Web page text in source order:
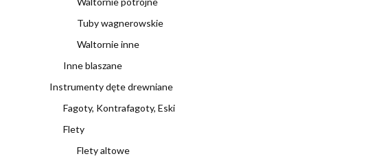
Tuby wagnerowskie
Waltornie inne
Inne blaszane
Instrumenty dęte drewniane
Fagoty, Kontrafagoty, Eski
Flety
Flety altowe